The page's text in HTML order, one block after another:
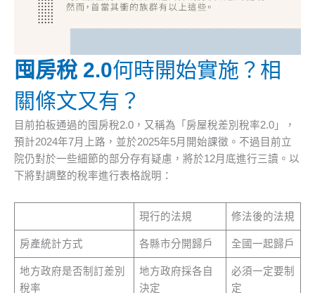
囤房稅 2.0何時開始實施？相
關條文又有？
目前拍板通過的囤房稅2.0，又稱為「房屋稅差別稅率2.0」，
預計2024年7月上路，並於2025年5月開始課徵。不過目前立
院仍對於一些細節的部分存有疑慮，將於12月底進行三讀。以
下將對調整的稅率進行表格說明：
現行的法規 修法後的法規
房產統計方式 各縣市分開歸戶 全國一起歸戶
地方政府是否制訂差別
稅率
地方政府採各自
決定
必須一定要制
定